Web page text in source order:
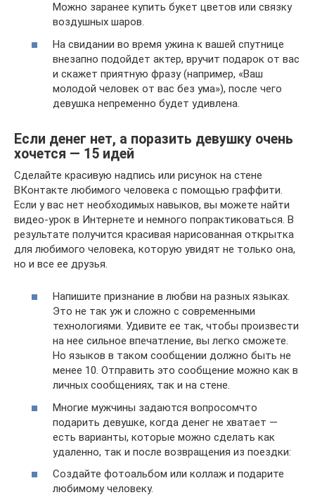
Можно заранее купить букет цветов или связку
воздушных шаров.
На свидании во время ужина к вашей спутнице
внезапно подойдет актер, вручит подарок от вас
и скажет приятную фразу (например, «Ваш
молодой человек от вас без ума»), после чего
девушка непременно будет удивлена.
Если денег нет, а поразить девушку очень
хочется — 15 идей
Сделайте красивую надпись или рисунок на стене
ВКонтакте любимого человека с помощью граффити.
Если у вас нет необходимых навыков, вы можете найти
видео-урок в Интернете и немного попрактиковаться. В
результате получится красивая нарисованная открытка
для любимого человека, которую увидят не только она,
но и все ее друзья.
Напишите признание в любви на разных языках.
Это не так уж и сложно с современными
технологиями. Удивите ее так, чтобы произвести
на нее сильное впечатление, вы легко сможете.
Но языков в таком сообщении должно быть не
менее 10. Отправить это сообщение можно как в
личных сообщениях, так и на стене.
Многие мужчины задаются вопросомчто
подарить девушке, когда денег не хватает —
есть варианты, которые можно сделать как
удаленно, так и после возвращения из поездки:
Создайте фотоальбом или коллаж и подарите
любимому человеку.